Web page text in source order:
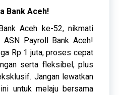
Bank Aceh!
Aceh ke-52, nikmati
Payroll Bank Aceh!
Rp 1 juta, proses cepat
serta fleksibel, plus
Jangan lewatkan
untuk melaju bersama